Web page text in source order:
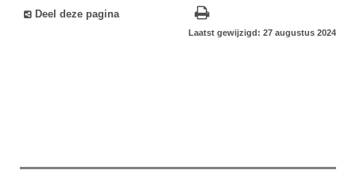
Deel deze pagina
Laatst gewijzigd: 27 augustus 2024